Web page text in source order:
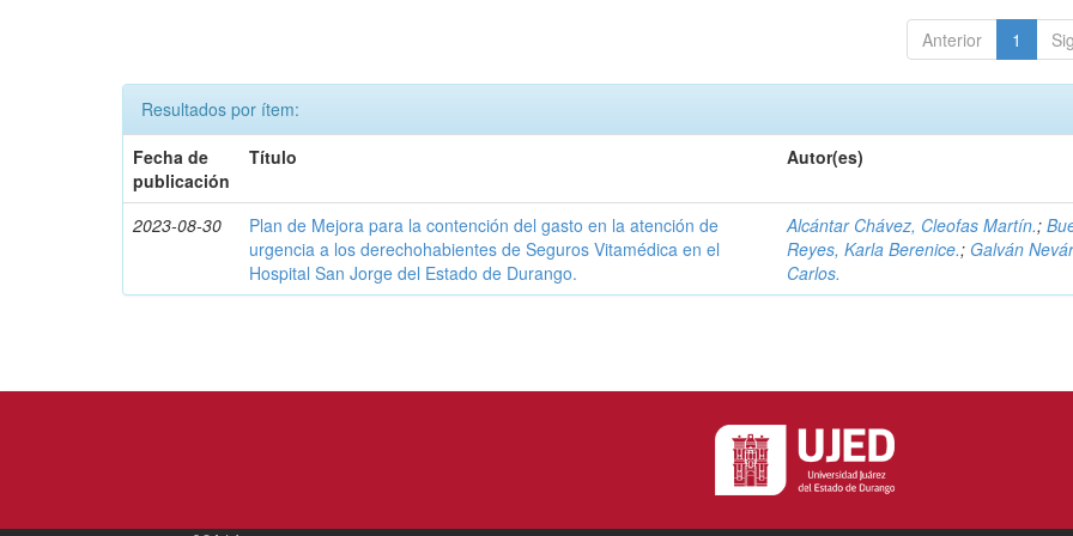
Anterior 1
Resultados por ítem:
Fecha de
publicación
Título Autor(es)
2023-08-30
Plan de Mejora para la contención del gasto en la atención de
urgencia a los derechohabientes de Seguros Vitamédica en el
Hospital San Jorge del Estado de Durango.
Alcántar Chávez, Cleofas Martín.;
Reyes, Karla Berenice.; Galván
Carlos.